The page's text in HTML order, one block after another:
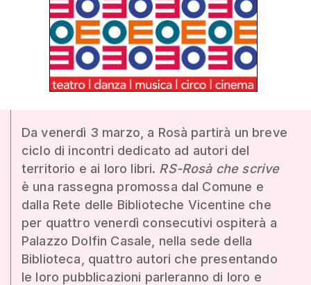
Da venerdì 3 marzo, a Rosà partirà un breve
ciclo di incontri dedicato ad autori del
territorio e ai loro libri. RS-Rosà che scrive
è una rassegna promossa dal Comune e
dalla Rete delle Biblioteche Vicentine che
per quattro venerdì consecutivi ospiterà a
Palazzo Dolfin Casale, nella sede della
Biblioteca, quattro autori che presentando
le loro pubblicazioni parleranno di loro e